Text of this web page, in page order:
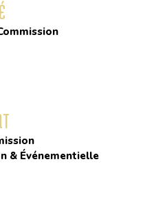
& Événementielle